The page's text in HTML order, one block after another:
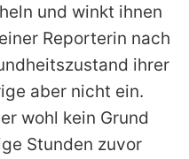
und winkt ihnen
Reporterin nach
ihrer
aber nicht ein.
wohl kein Grund
Stunden zuvor